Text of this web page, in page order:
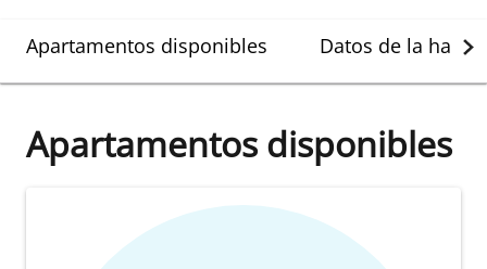
Apartamentos disponibles Datos de la
Apartamentos disponibles